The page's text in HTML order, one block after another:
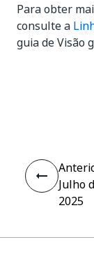
Para obter
consulte a
guia de Visão
Julho
2025